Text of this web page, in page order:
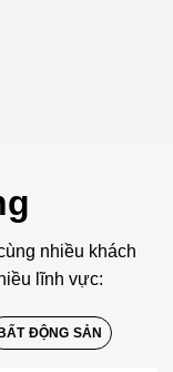
nhiều khách
lĩnh vực:
ĐỘNG SẢN